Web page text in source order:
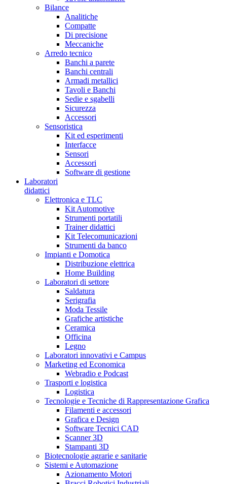
Bilance
Analitiche
Compatte
Di precisione
Meccaniche
Arredo tecnico
Banchi a parete
Banchi centrali
Armadi metallici
Tavoli e Banchi
Sedie e sgabelli
Sicurezza
Accessori
Sensoristica
Kit ed esperimenti
Interfacce
Sensori
Accessori
Software di gestione
Laboratori
didattici
Elettronica e TLC
Kit Automotive
Strumenti portatili
Trainer didattici
Kit Telecomunicazioni
Strumenti da banco
Impianti e Domotica
Distribuzione elettrica
Home Building
Laboratori di settore
Saldatura
Serigrafia
Moda Tessile
Grafiche artistiche
Ceramica
Officina
Legno
Laboratori innovativi e Campus
Marketing ed Economica
Webradio e Podcast
Trasporti e logistica
Logistica
Tecnologie e Tecniche di Rappresentazione Grafica
Filamenti e accessori
Grafica e Design
Software Tecnici CAD
Scanner 3D
Stampanti 3D
Biotecnologie agrarie e sanitarie
Sistemi e Automazione
Azionamento Motori